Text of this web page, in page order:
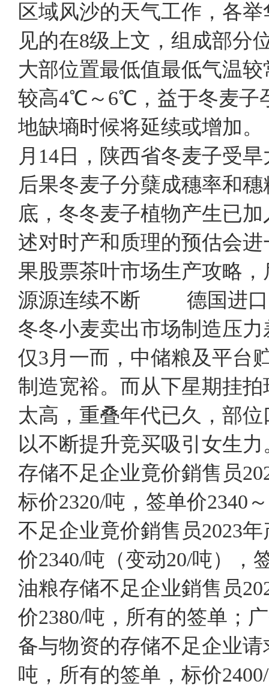
区域风沙的天气工作，各
见的在8级上文，组成部分
大部位置最低值最低气温
较高4℃～6℃，益于冬麦子
地缺墒时候将延续或增加
月14日，陕西省冬麦子受
后果冬麦子分蘖成穗率和
底，冬冬麦子植物产生已
述对时产和质理的预估会
果股票茶叶市场生产攻略
源源连续不断 德国进
冬冬小麦卖出市场制造压
仅3月一而，中储粮及平台
制造宽裕。而从下星期挂
太高，重叠年代已久，部
以不断提升竞买吸引女生
存储不足企业竟价銷售员
标价2320/吨，签单价2340
不足企业竟价銷售员2023
价2340/吨（变动20/吨），
油粮存储不足企业銷售员
价2380/吨，所有的签单；
备与物资的存储不足企业
吨，所有的签单，标价